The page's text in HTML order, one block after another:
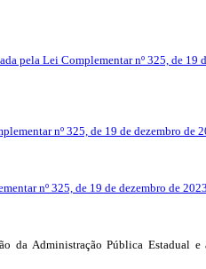
pela Lei Complementar nº 325, de 19
nº 325, de 19 de dezembro de
nº 325, de 19 de dezembro de
da Administração Pública Estadual e